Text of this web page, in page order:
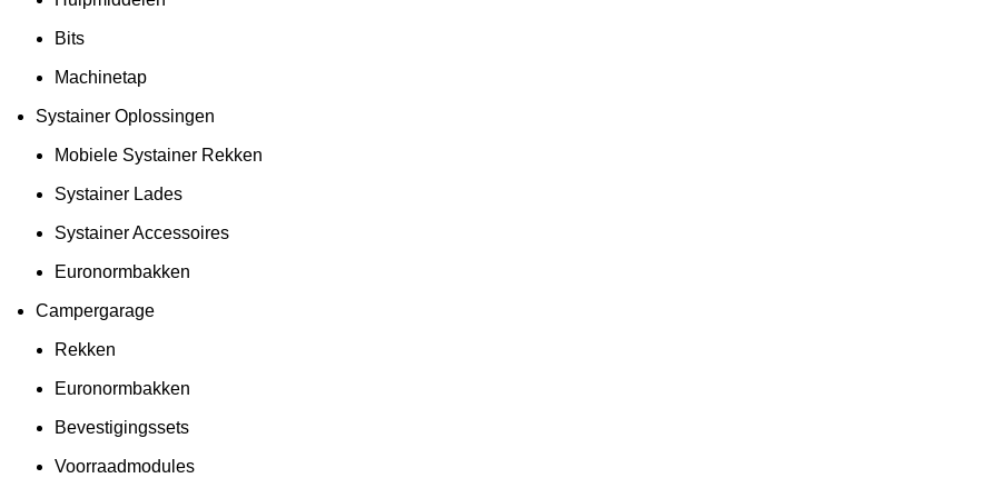
Bits
Machinetap
Systainer Oplossingen
Mobiele Systainer Rekken
Systainer Lades
Systainer Accessoires
Euronormbakken
Campergarage
Rekken
Euronormbakken
Bevestigingssets
Voorraadmodules